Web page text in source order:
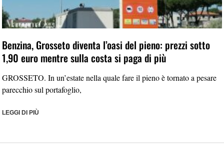
Benzina, Grosseto diventa l’oasi del pieno: prezzi sotto
1,90 euro mentre sulla costa si paga di più
GROSSETO. In un’estate nella quale fare il pieno è tornato a pesare
parecchio sul portafoglio,
LEGGI DI PIÙ